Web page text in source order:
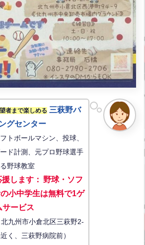
者まで楽しめる 三萩野バ
グセンター
トボールマシン、投球、
ド計測、元プロ野球選手
野球教室
します： 野球・ソフ
小中学生は無料で1ゲ
サービス
九州市小倉北区三萩野2-
く、三萩野病院前）